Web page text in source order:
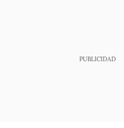
PUBLICIDAD